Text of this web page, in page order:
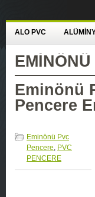
ALO PVC
Eminönü
Pencere
Eminönü Pvc
Pencere, PVC
PENCERE